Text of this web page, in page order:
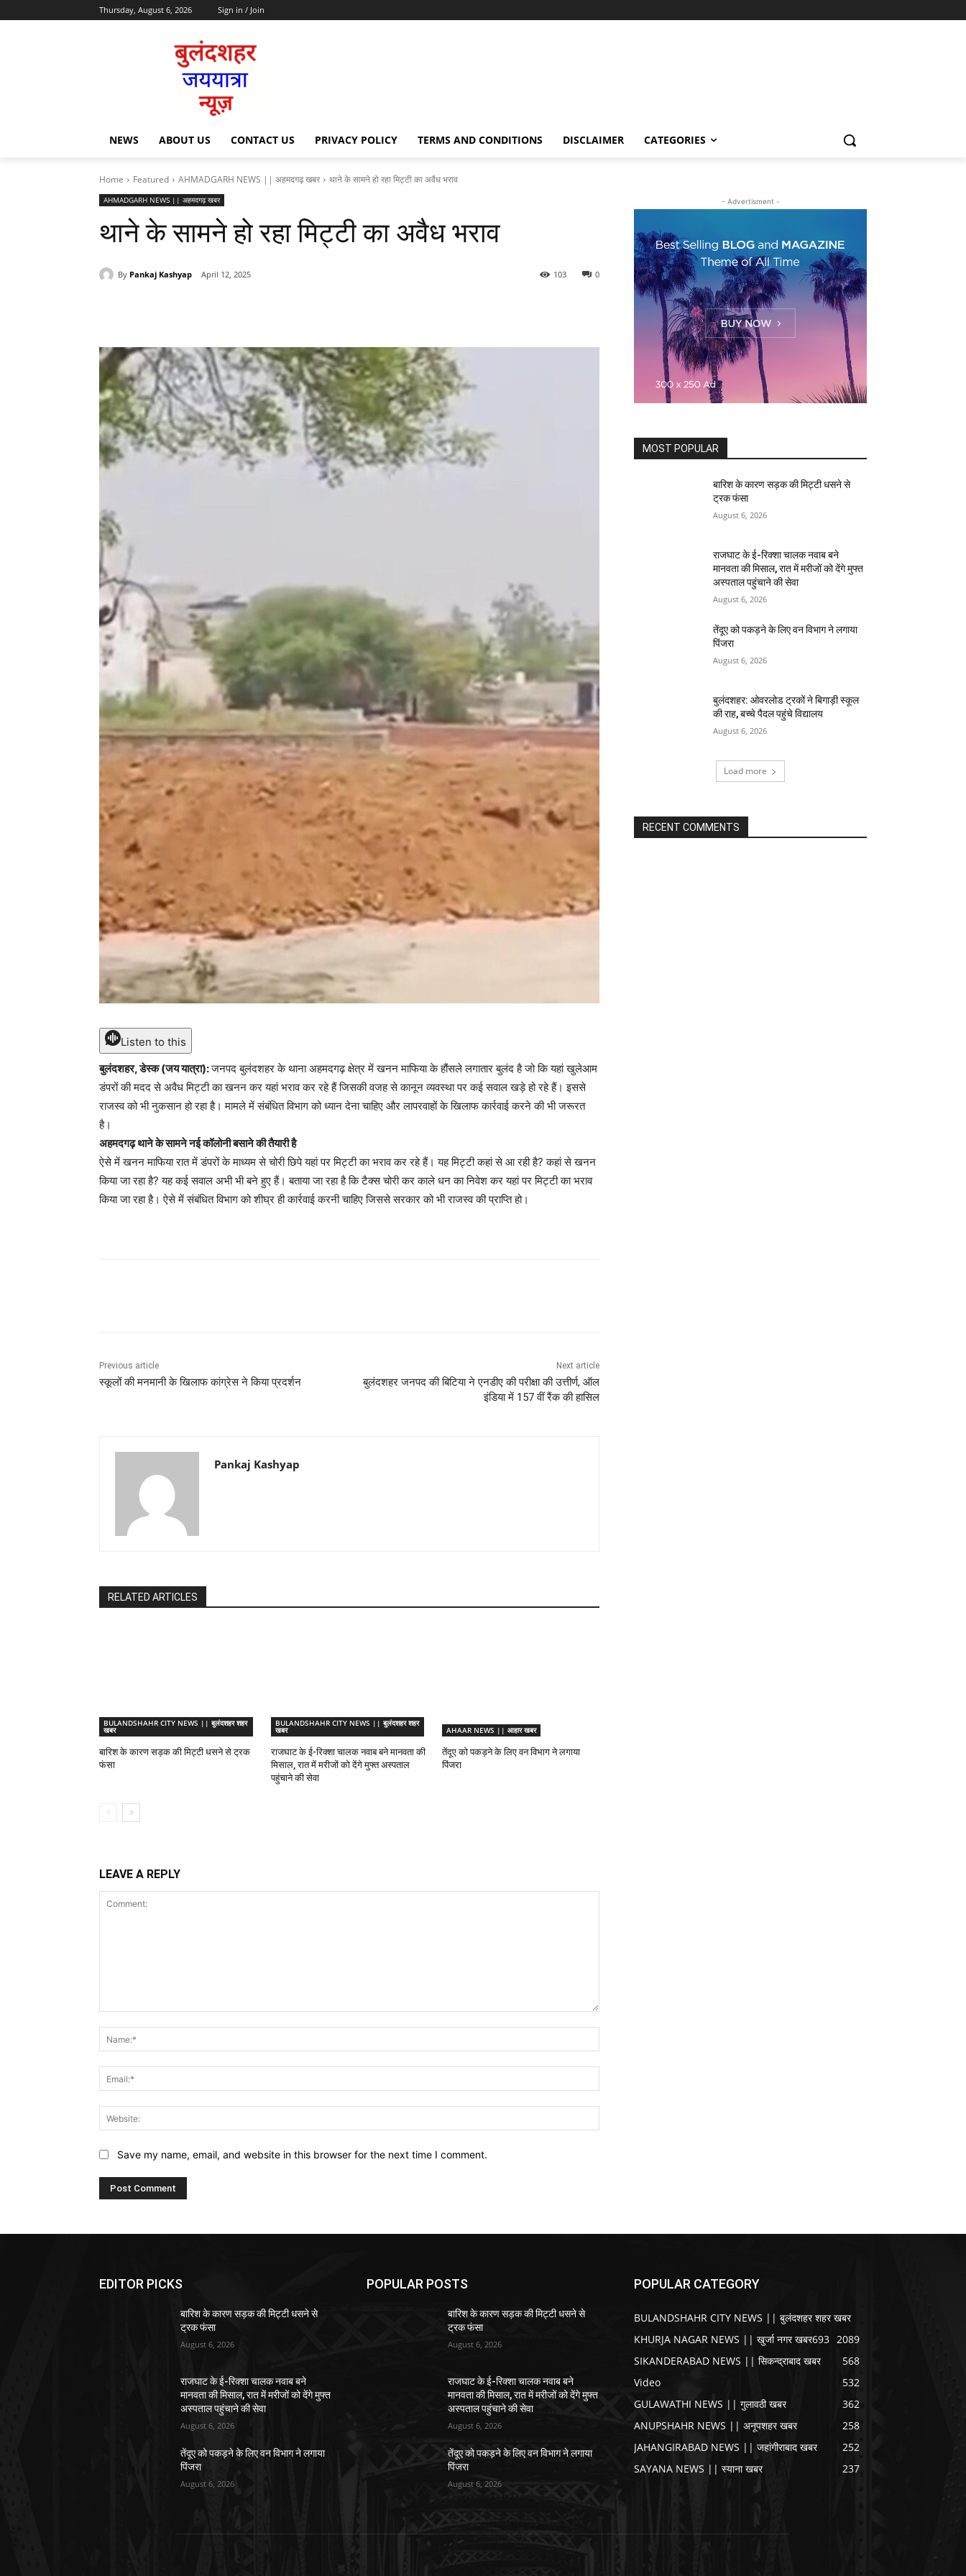
Thursday, August 6, 2026 Sign in / Join
NEWS ABOUT US CONTACT US PRIVACY POLICY TERMS AND CONDITIONS DISCLAIMER CATEGORIES
Home Featured AHMADGARH NEWS || अहमदगढ़ खबर थाने के सामने हो रहा मिट्टी का अवैध भराव
AHMADGARH NEWS || अहमदगढ़ खबर
थाने के सामने हो रहा मिट्टी का अवैध भराव
By Pankaj Kashyap April 12, 2025 0
103
Listen to this
बुलंदशहर, डेस्क (जय यात्रा):जनपद बुलंदशहर के थाना अहमदगढ़ क्षेत्र में खनन माफिया के हौंसले लगातार बुलंद है जो कि यहां खुलेआम
डंपरों की मदद से अवैध मिट्टी का खनन कर यहां भराव कर रहे हैं जिसकी वजह से कानून व्यवस्था पर कई सवाल खड़े हो रहे हैं। इससे
राजस्व को भी नुकसान हो रहा है। मामले में संबंधित विभाग को ध्यान देना चाहिए और लापरवाहों के खिलाफ कार्रवाई करने की भी जरूरत
है।
अहमदगढ़ थाने के सामने नई कॉलोनी बसाने की तैयारी है
ऐसे में खनन माफिया रात में डंपरों के माध्यम से चोरी छिपे यहां पर मिट्टी का भराव कर रहे हैं। यह मिट्टी कहां से आ रही है? कहां से खनन
किया जा रहा है? यह कई सवाल अभी भी बने हुए हैं। बताया जा रहा है कि टैक्स चोरी कर काले धन का निवेश कर यहां पर मिट्टी का भराव
किया जा रहा है। ऐसे में संबंधित विभाग को शीघ्र ही कार्रवाई करनी चाहिए जिससे सरकार को भी राजस्व की प्राप्ति हो।
Previous article
स्कूलों की मनमानी के खिलाफ कांग्रेस ने किया प्रदर्शन
Next article
बुलंदशहर जनपद की बिटिया ने एनडीए की परीक्षा की उत्तीर्ण, ऑल
इंडिया में 157 वीं रैंक की हासिल
Pankaj Kashyap
RELATED ARTICLES
BULANDSHAHR CITY NEWS || बुलंदशहर शहर
खबर
बारिश के कारण सड़क की मिट्टी धसने से ट्रक
फंसा
BULANDSHAHR CITY NEWS || बुलंदशहर शहर
खबर
राजघाट के ई-रिक्शा चालक नवाब बने मानवता की
मिसाल, रात में मरीजों को देंगे मुफ्त अस्पताल
पहुंचाने की सेवा
AHAAR NEWS || आहार खबर
तेंदूए को पकड़ने के लिए वन विभाग ने लगाया
पिंजरा
LEAVE A REPLY
Save my name, email, and website in this browser for the next time I comment.
- Advertisment -
MOST POPULAR
बारिश के कारण सड़क की मिट्टी धसने से
ट्रक फंसा
August 6, 2026
राजघाट के ई-रिक्शा चालक नवाब बने
मानवता की मिसाल, रात में मरीजों को देंगे मुफ्त
अस्पताल पहुंचाने की सेवा
August 6, 2026
तेंदूए को पकड़ने के लिए वन विभाग ने लगाया
पिंजरा
August 6, 2026
बुलंदशहर: ओवरलोड ट्रकों ने बिगाड़ी स्कूल
की राह, बच्चे पैदल पहुंचे विद्यालय
August 6, 2026
Load more
RECENT COMMENTS
EDITOR PICKS
बारिश के कारण सड़क की मिट्टी धसने से
ट्रक फंसा
August 6, 2026
राजघाट के ई-रिक्शा चालक नवाब बने
मानवता की मिसाल, रात में मरीजों को देंगे मुफ्त
अस्पताल पहुंचाने की सेवा
August 6, 2026
तेंदूए को पकड़ने के लिए वन विभाग ने लगाया
पिंजरा
August 6, 2026
POPULAR POSTS
बारिश के कारण सड़क की मिट्टी धसने से
ट्रक फंसा
August 6, 2026
राजघाट के ई-रिक्शा चालक नवाब बने
मानवता की मिसाल, रात में मरीजों को देंगे मुफ्त
अस्पताल पहुंचाने की सेवा
August 6, 2026
तेंदूए को पकड़ने के लिए वन विभाग ने लगाया
पिंजरा
August 6, 2026
POPULAR CATEGORY
BULANDSHAHR CITY NEWS || बुलंदशहर शहर खबर
2089
KHURJA NAGAR NEWS || खुर्जा नगर खबर693
SIKANDERABAD NEWS || सिकन्द्राबाद खबर
568
Video
532
GULAWATHI NEWS || गुलावठी खबर
362
ANUPSHAHR NEWS || अनूपशहर खबर
258
JAHANGIRABAD NEWS || जहांगीराबाद खबर
252
SAYANA NEWS || स्याना खबर
237